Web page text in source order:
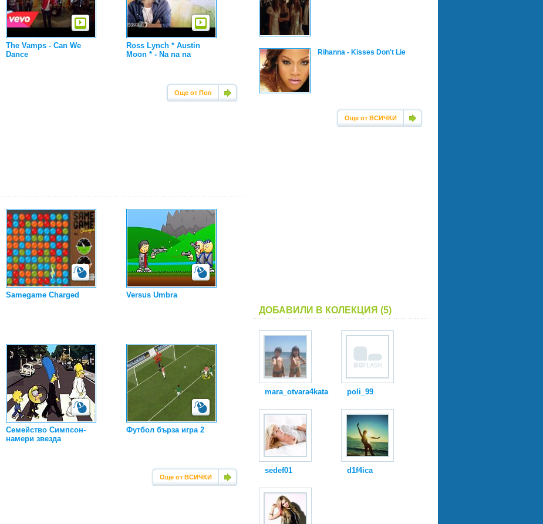
The Vamps - Can We
Dance
Ross Lynch * Austin
Moon * - Na na na
Още от Поп
Samegame Charged Versus Umbra
Семейство Симпсон-
намери звезда
Футбол бърза игра 2
Още от ВСИЧКИ
Rihanna - Kisses Don't Lie
Още от ВСИЧКИ
ДОБАВИЛИ В КОЛЕКЦИЯ (5)
mara_otvara4kata poli_99
sedef01 d1f4ica